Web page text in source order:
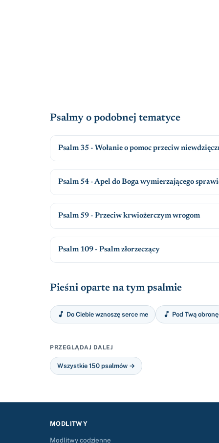
Psalmy o podobnej tematyce
Psalm 35 - Wołanie o pomoc przeciw
Psalm 54 - Apel do Boga wymierzającego
Psalm 59 - Przeciw krwiożerczym wrogom
Psalm 109 - Psalm złorzeczący
Pieśni oparte na tym psalmie
 Do Ciebie wznoszę serce me  Pod Twą obronę
PRZEGLĄDAJ DALEJ
Wszystkie 150 psalmów →
MODLITWY
Modlitwy codzienne